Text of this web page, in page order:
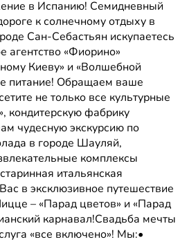
в Испанию! Семидневный
к солнечному отдыху в
Сан-Себастьян искупаетесь
агентство «Фиорино»
Киеву» и «Волшебной
питание! Обращаем ваше
не только все культурные
кондитерскую фабрику
чудесную экскурсию по
в городе Шауляй,
комплексы
итальянская
в эксклюзивное путешествие
– «Парад цветов» и «Парад
карнавал!Свадьба мечты
«все включено»! Мы:•